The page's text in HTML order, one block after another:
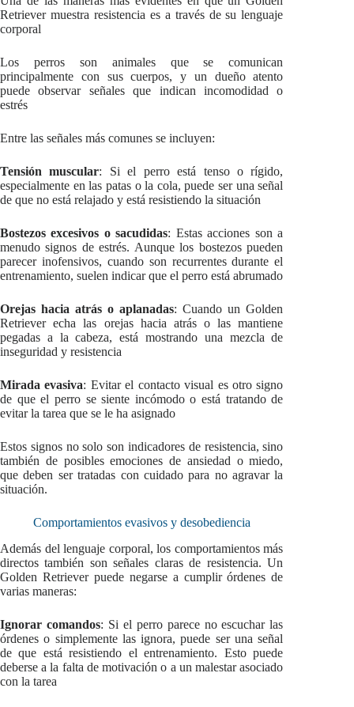
Retriever muestra resistencia es a través de su lenguaje
corporal
Los perros son animales que se comunican
principalmente con sus cuerpos, y un dueño atento
puede observar señales que indican incomodidad o
estrés
Entre las señales más comunes se incluyen:
Tensión muscular: Si el perro está tenso o rígido,
especialmente en las patas o la cola, puede ser una señal
de que no está relajado y está resistiendo la situación
Bostezos excesivos o sacudidas: Estas acciones son a
menudo signos de estrés. Aunque los bostezos pueden
parecer inofensivos, cuando son recurrentes durante el
entrenamiento, suelen indicar que el perro está abrumado
Orejas hacia atrás o aplanadas: Cuando un Golden
Retriever echa las orejas hacia atrás o las mantiene
pegadas a la cabeza, está mostrando una mezcla de
inseguridad y resistencia
Mirada evasiva: Evitar el contacto visual es otro signo
de que el perro se siente incómodo o está tratando de
evitar la tarea que se le ha asignado
Estos signos no solo son indicadores de resistencia, sino
también de posibles emociones de ansiedad o miedo,
que deben ser tratadas con cuidado para no agravar la
situación.
Comportamientos evasivos y desobediencia
Además del lenguaje corporal, los comportamientos más
directos también son señales claras de resistencia. Un
Golden Retriever puede negarse a cumplir órdenes de
varias maneras:
Ignorar comandos: Si el perro parece no escuchar las
órdenes o simplemente las ignora, puede ser una señal
de que está resistiendo el entrenamiento. Esto puede
deberse a la falta de motivación o a un malestar asociado
con la tarea